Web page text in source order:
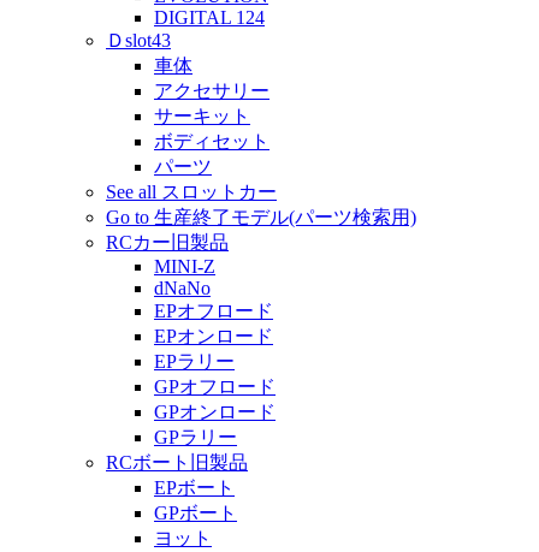
DIGITAL 124
Ｄslot43
車体
アクセサリー
サーキット
ボディセット
パーツ
See all スロットカー
Go to 生産終了モデル(パーツ検索用)
RCカー旧製品
MINI-Z
dNaNo
EPオフロード
EPオンロード
EPラリー
GPオフロード
GPオンロード
GPラリー
RCボート旧製品
EPボート
GPボート
ヨット